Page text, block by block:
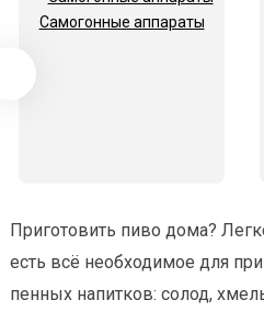
Самогонные аппараты
Приготовить пиво дома?
есть всё необходимое для
пенных напитков: солод,